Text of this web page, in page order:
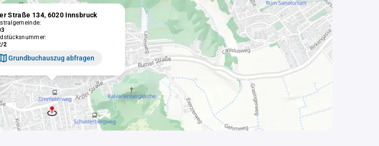
Straße 134, 6020 Innsbruck
2
Grundbuchauszug abfragen